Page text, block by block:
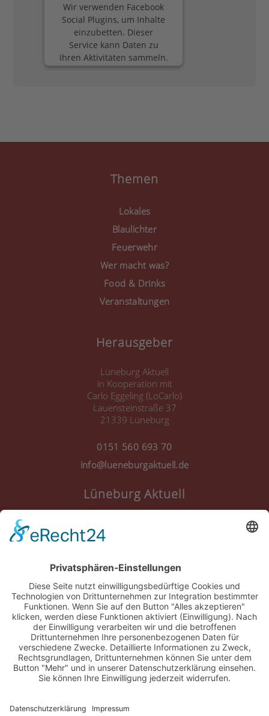
Wir verwenden Facebook
Social Plugins, um Inhalte
einzubetten. Dieser
Service kann Daten zu
Ihren Aktivitäten sammeln.
Bitte lesen Sie die Details
Mehr Informationen
Akzeptieren
Consent Management
Themen
Lokales
Blaulichter
Feuerwehr
Wer macht was?
Food & Drinks
Veranstaltungen
Herausgeber
Lüneburg Aktuell
in Kooperation mit
Carlo Eggeling (LoCarlo)
Lauensteinstraße 37
21339 Lüneburg
0151 560 693 70
info@lueneburgaktuell.de
Lüneburg Aktuell
Nutzungsbedingungen
Über Uns
Datenschutz
Kontakt
Impressum
Cookie-Einstellungen